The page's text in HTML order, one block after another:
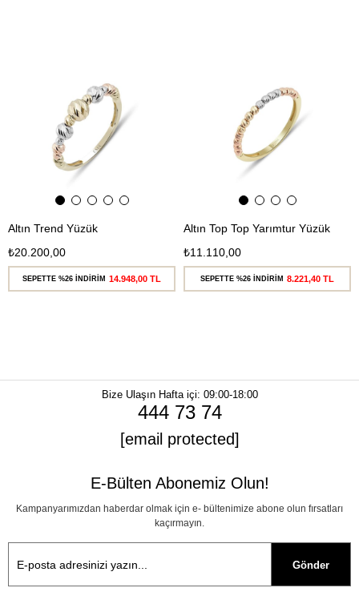
Altın Trend Yüzük
₺20.200,00
SEPETTE %26 İNDİRİM 14.948,00 TL
Altın Top Top Yarımtur Yüzük
₺11.110,00
SEPETTE %26 İNDİRİM 8.221,40 TL
Bize Ulaşın
444 73 74
[email protected]
Hafta içi: 09:00-18:00
E-Bülten Abonemiz Olun!
Kampanyarımızdan haberdar olmak için e- bültenimize abone olun fırsatları
kaçırmayın.
Gönder